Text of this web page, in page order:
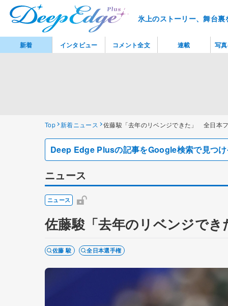
氷上のストーリー、舞台
Top 新着ニュース 佐藤駿「去年のリベンジできた」 全日本
Deep Edge Plusの記事をGoogle検索で見つ
ニュース
ニュース
佐藤駿「去年のリベンジで
佐藤 駿 全日本選手権
新着 インタビュー コメント全文 連載 写